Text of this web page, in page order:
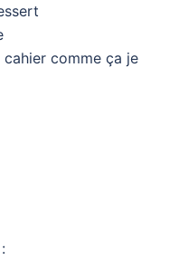
cahier comme ça je